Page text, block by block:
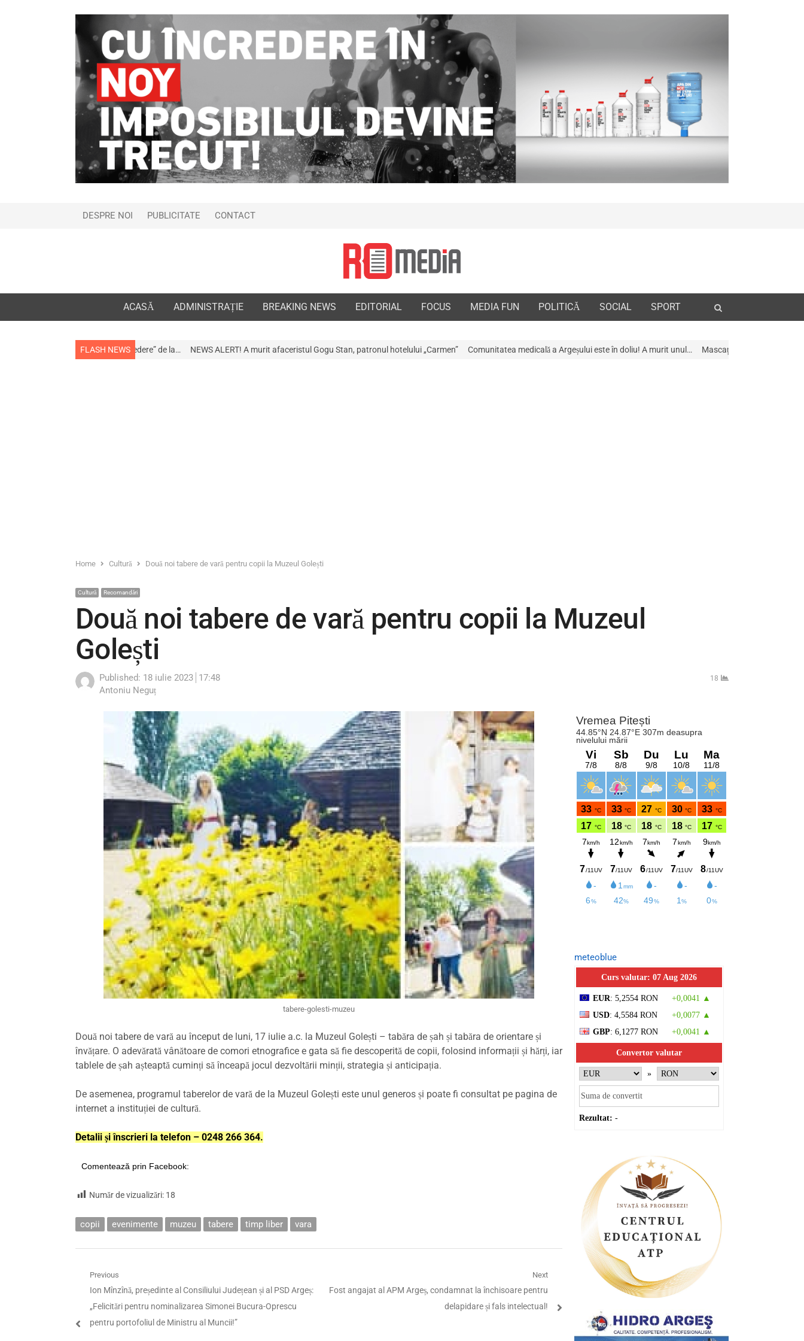
DESPRE NOI PUBLICITATE CONTACT
ACASĂ ADMINISTRAȚIE BREAKING NEWS EDITORIAL FOCUS MEDIA FUN POLITICĂ SOCIAL SPORT
search
FLASH NEWS
„la revedere” de la… NEWS ALERT! A murit afaceristul Gogu Stan, patronul hotelului „Carmen” Comunitatea medicală a Argeșului este în doliu! A murit unul… Mascații au descins la Galeria de Artã din Pitești
Home Cultură Două noi tabere de vară pentru copii la Muzeul Golești
Cultură Recomandări
Două noi tabere de vară pentru copii la Muzeul
Golești
Published: 18 iulie 2023 17:48
Author
Antoniu Neguț
18
tabere-golesti-muzeu
Două noi tabere de vară au început de luni, 17 iulie a.c. la Muzeul Golești – tabăra de șah și tabăra de orientare și
învățare. O adevărată vânătoare de comori etnografice e gata să fie descoperită de copii, folosind informații și hărți, iar
tablele de șah așteaptă cuminți să înceapă jocul dezvoltării minții, strategia și anticipația.
De asemenea, programul taberelor de vară de la Muzeul Golești este unul generos și poate fi consultat pe pagina de
internet a instituției de cultură.
Detalii și înscrieri la telefon – 0248 266 364.
Comentează prin Facebook:
Număr de vizualizări: 18
copii evenimente muzeu tabere timp liber vara
Navigare
articole
Previous
Previous
post:
Ion Mînzînă, președinte al Consiliului Județean și al PSD Argeș:
„Felicitări pentru nominalizarea Simonei Bucura-Oprescu
pentru portofoliul de Ministru al Muncii!”
Next
Next
Fost angajat al APM Argeș, condamnat la închisoare pentru
delapidare și fals intelectual!
meteoblue
Curs valutar: 07 Aug 2026
EUR: 5,2554 RON
+0,0041 ▲
USD: 4,5584 RON
+0,0077 ▲
GBP: 6,1277 RON +0,0041 ▲
Convertor valutar
»
Rezultat: -